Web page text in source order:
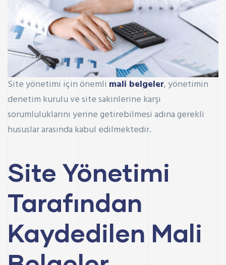
Site yönetimi için önemli mali belgeler, yönetimin
denetim kurulu ve site sakinlerine karşı
sorumluluklarını yerine getirebilmesi adına gerekli
hususlar arasında kabul edilmektedir.
Site Yönetimi
Tarafından
Kaydedilen Mali